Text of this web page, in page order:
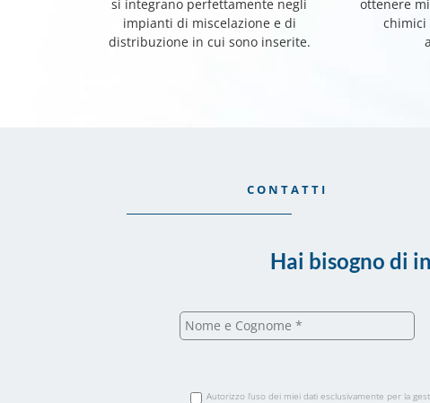
si integrano perfettamente negli
impianti di miscelazione e di
distribuzione in cui sono inserite.
ottenere
chimici
CONTATTI
Hai bisogno di
Autorizzo l’uso dei miei dati esclusivamente per la